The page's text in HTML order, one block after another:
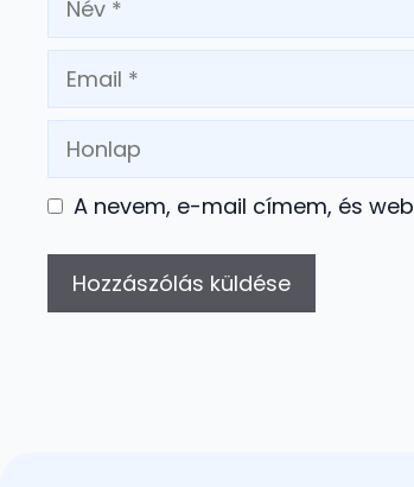
Email
Honlap
A nevem, e-mail címem, és